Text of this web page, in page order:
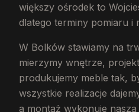
większy ośrodek to
dlatego terminy pomiaru i
W Bolków stawiamy na
mierzymy wnętrze,
produkujemy meble tak,
wszystkie realizacje
a montaż wykonuje nasza